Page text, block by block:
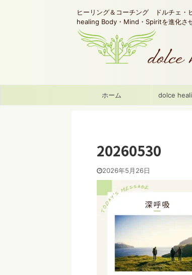
ヒーリング＆コーチング ドルチェ
healing Body・Mind・Spiritを進化さ
ホーム dolce
20260530
2026年5月26日